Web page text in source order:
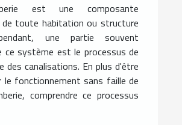
est une composante
de toute habitation ou structure
une partie souvent
ce système est le processus de
des canalisations. En plus d'être
le fonctionnement sans faille de
comprendre ce processus